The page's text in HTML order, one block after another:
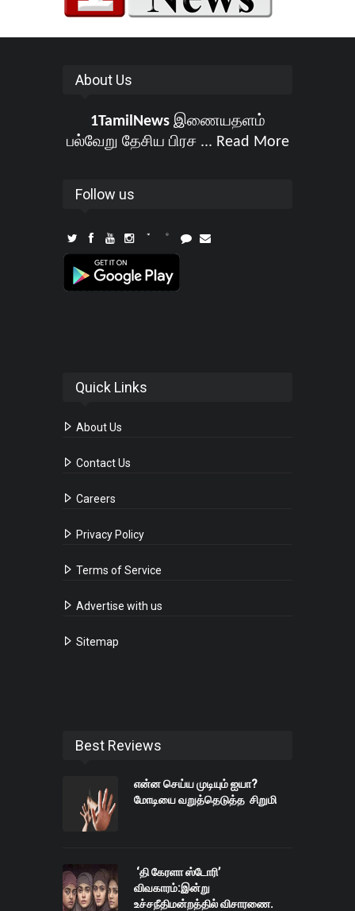
About Us
1TamilNewsஇணையதளம்
பல்வேறு தேசிய பிரச ... Read More
Follow us
Quick Links
About Us
Contact Us
Careers
Privacy Policy
Terms of Service
Advertise with us
Sitemap
Best Reviews
என்ன செய்ய முடியும் ஐயா?
மோடியை வறுத்தெடுத்த சிறுமி
‘தி கேரளா ஸ்டோரி’
விவகாரம்:இன்று
உச்சநீதிமன்றத்தில் விசாரணை.